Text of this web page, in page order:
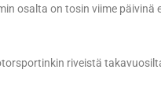
osalta on tosin viime
riveistä